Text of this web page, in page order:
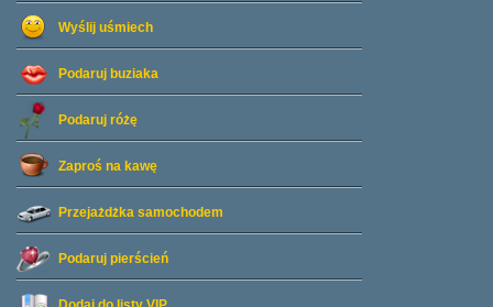
Wyślij uśmiech
Podaruj buziaka
Podaruj różę
Zaproś na kawę
Przejażdżka samochodem
Podaruj pierścień